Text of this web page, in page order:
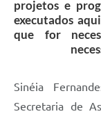
projetos e
executados
que for
Sinéia
Secretaria de